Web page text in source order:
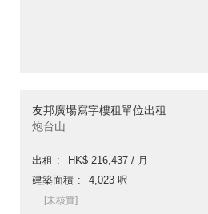
友邦廣場寫字樓租單位出租
炮台山
出租
HK$ 216,437 / 月
建築面積
4,023 呎
[未核實]